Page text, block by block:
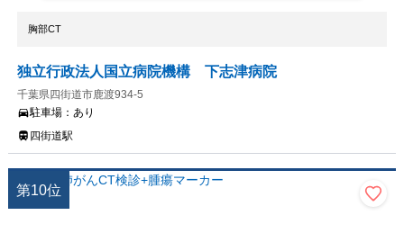
胸部CT
独立行政法人国立病院機構 下志津病院
千葉県四街道市鹿渡934-5
駐車場： あり
四街道駅
第10位